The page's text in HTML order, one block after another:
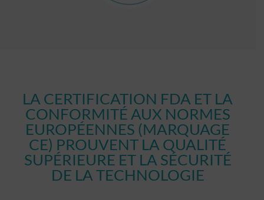
LA CERTIFICATION FDA ET LA
CONFORMITÉ AUX NORMES
EUROPÉENNES (MARQUAGE
CE) PROUVENT LA QUALITÉ
SUPÉRIEURE ET LA SÉCURITÉ
DE LA TECHNOLOGIE